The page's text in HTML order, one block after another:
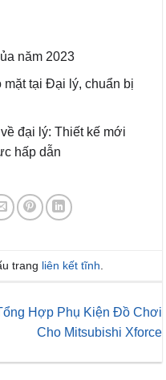
năm 2023
mặt tại Đại lý, chuẩn bị
đại lý: Thiết kế mới
hấp dẫn
trang liên kết tĩnh
Hợp Phụ Kiện Đồ Chơi
Cho Mitsubishi Xforce